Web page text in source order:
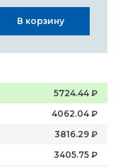
В корзину
5724.44 ₽
4062.04 ₽
3816.29 ₽
3405.75 ₽